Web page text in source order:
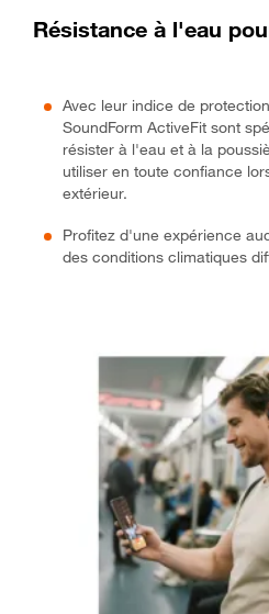
Résistance à l'eau
Avec leur indice de
SoundForm ActiveFit sont
résister à l'eau et à la
utiliser en toute confiance
extérieur.
Profitez d'une expérience
des conditions climatiques